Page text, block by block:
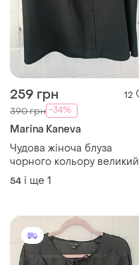
259 грн 12
390 грн -34%
Marina Kaneva
Чудова жіноча блуза
чорного кольору великий
розмір батал
54 і ще 1